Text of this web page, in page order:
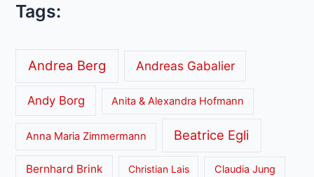
Tags:
Andrea Berg Andreas Gabalier
Andy Borg Anita & Alexandra Hofmann
Anna Maria Zimmermann Beatrice Egli
Bernhard Brink Christian Lais Claudia Jung